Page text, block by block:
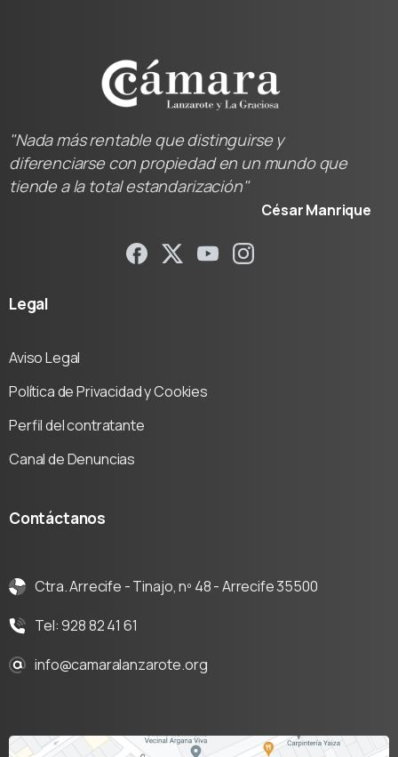
"Nada más rentable que distinguirse y
diferenciarse con propiedad en un mundo que
tiende a la total estandarización"
César Manrique
Legal
Aviso Legal
Política de Privacidad y Cookies
Perfil del contratante
Canal de Denuncias
Contáctanos
Ctra. Arrecife - Tinajo, nº 48 - Arrecife 35500
Tel: 928 82 41 61
info@camaralanzarote.org